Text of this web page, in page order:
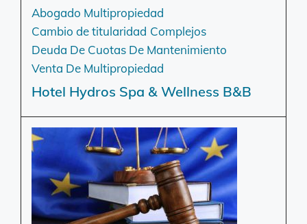
Abogado Multipropiedad
Cambio de titularidad Complejos
Deuda De Cuotas De Mantenimiento
Venta De Multipropiedad
Hotel Hydros Spa & Wellness B&B